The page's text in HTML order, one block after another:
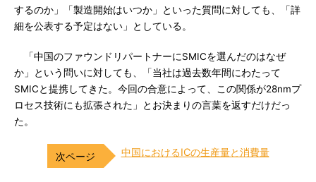
するのか」「製造開始はいつか」といった質問に対しても、「詳
細を公表する予定はない」としている。
「中国のファウンドリパートナーにSMICを選んだのはなぜ
か」という問いに対しても、「当社は過去数年間にわたって
SMICと提携してきた。今回の合意によって、この関係が28nmプ
ロセス技術にも拡張された」とお決まりの言葉を返すだけだっ
た。
中国におけるICの生産量と消費量